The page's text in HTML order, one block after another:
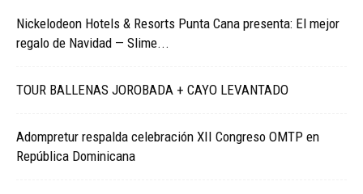
Nickelodeon Hotels & Resorts Punta Cana presenta: El mejor
regalo de Navidad — Slime...
TOUR BALLENAS JOROBADA + CAYO LEVANTADO
Adompretur respalda celebración XII Congreso OMTP en
República Dominicana